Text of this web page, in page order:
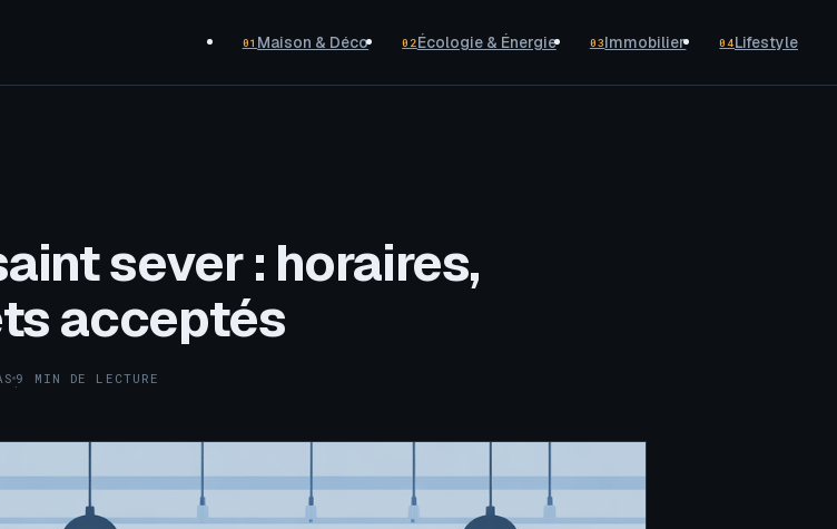
01 Maison & Déco 02Écologie & Énergie 03Immobilier 04Lifestyle
sever : horaires,
acceptés
·9 MIN DE LECTURE